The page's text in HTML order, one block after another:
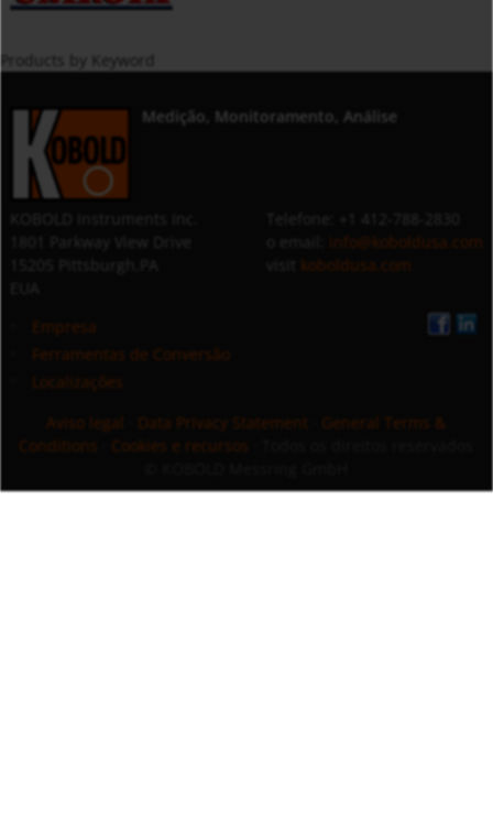
Products by Keyword
Medição, Monitoramento, Análise
info@koboldusa.com
koboldusa.com
Empresa
Ferramentas de Conversão
Localizações
Aviso legal
Data Privacy Statement
General Terms &
Conditions
Cookies e recursos